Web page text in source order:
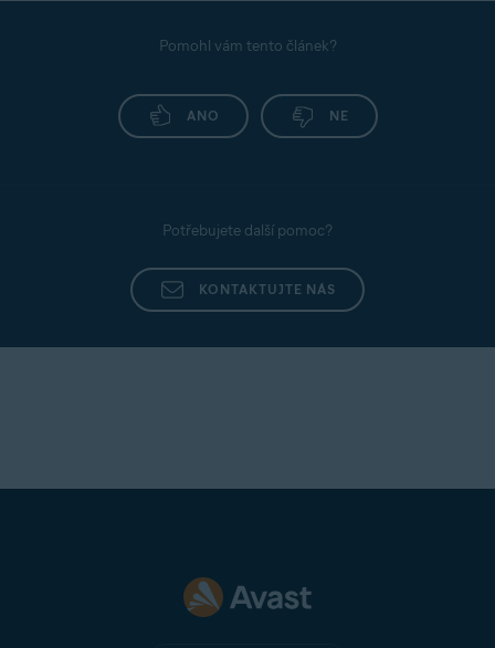
Pomohl vám tento článek?
ANO NE
Potřebujete další pomoc?
KONTAKTUJTE NÁS